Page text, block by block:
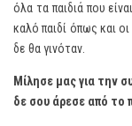
όλα τα παιδιά που
καλό παιδί όπως και
δε θα γινόταν.
Μίλησε μας για την
δε σου άρεσε από το